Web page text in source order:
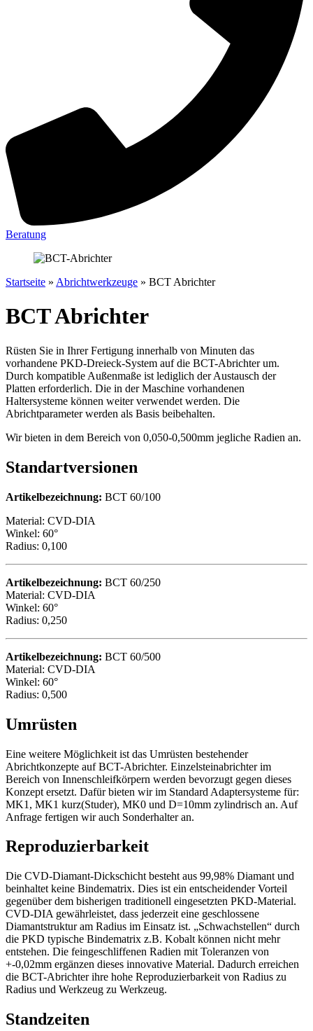
Beratung
Startseite » Abrichtwerkzeuge » BCT Abrichter
BCT Abrichter
Rüsten Sie in Ihrer Fertigung innerhalb von Minuten das
vorhandene PKD-Dreieck-System auf die BCT-Abrichter um.
Durch kompatible Außenmaße ist lediglich der Austausch der
Platten erforderlich. Die in der Maschine vorhandenen
Haltersysteme können weiter verwendet werden. Die
Abrichtparameter werden als Basis beibehalten.
Wir bieten in dem Bereich von 0,050-0,500mm jegliche Radien an.
Standartversionen
Artikelbezeichnung: BCT 60/100
Material: CVD-DIA
Winkel: 60°
Radius: 0,100
Artikelbezeichnung: BCT 60/250
Material: CVD-DIA
Winkel: 60°
Radius: 0,250
Artikelbezeichnung: BCT 60/500
Material: CVD-DIA
Winkel: 60°
Radius: 0,500
Umrüsten
Eine weitere Möglichkeit ist das Umrüsten bestehender
Abrichtkonzepte auf BCT-Abrichter. Einzelsteinabrichter im
Bereich von Innenschleifkörpern werden bevorzugt gegen dieses
Konzept ersetzt. Dafür bieten wir im Standard Adaptersysteme für:
MK1, MK1 kurz(Studer), MK0 und D=10mm zylindrisch an. Auf
Anfrage fertigen wir auch Sonderhalter an.
Reproduzierbarkeit
Die CVD-Diamant-Dickschicht besteht aus 99,98% Diamant und
beinhaltet keine Bindematrix. Dies ist ein entscheidender Vorteil
gegenüber dem bisherigen traditionell eingesetzten PKD-Material.
CVD-DIA gewährleistet, dass jederzeit eine geschlossene
Diamantstruktur am Radius im Einsatz ist. „Schwachstellen“ durch
die PKD typische Bindematrix z.B. Kobalt können nicht mehr
entstehen. Die feingeschliffenen Radien mit Toleranzen von
+-0,02mm ergänzen dieses innovative Material. Dadurch erreichen
die BCT-Abrichter ihre hohe Reproduzierbarkeit von Radius zu
Radius und Werkzeug zu Werkzeug.
Standzeiten